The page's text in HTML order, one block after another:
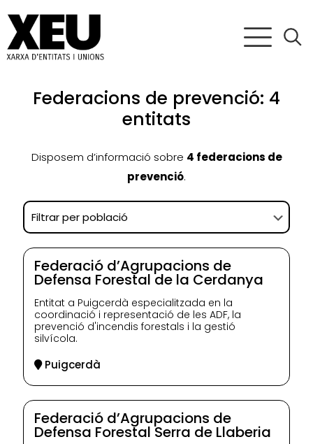
Federacions de prevenció: 4
entitats
Disposem d’informació sobre 4 federacions de
prevenció.
Federació d’Agrupacions de
Defensa Forestal de la Cerdanya
Entitat a Puigcerdà especialitzada en la
coordinació i representació de les ADF, la
prevenció d'incendis forestals i la gestió
silvícola.
Puigcerdà
Federació d’Agrupacions de
Defensa Forestal Serra de Llaberia